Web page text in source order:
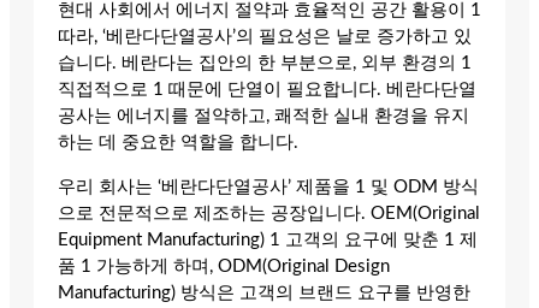
현대 사회에서 에너지 절약과 효율적인 공간 활용이 1
따라, ‘베란다단열공사’의 필요성은 날로 증가하고 있
습니다. 베란다는 집안의 한 부분으로, 외부 환경의 1
직접적으로 1 때문에 단열이 필요합니다. 베란다단열
공사는 에너지를 절약하고, 쾌적한 실내 환경을 유지
하는 데 중요한 역할을 합니다.
우리 회사는 ‘베란다단열공사’ 제품을 1 및 ODM 방식
으로 전문적으로 제조하는 공장입니다. OEM(Original
Equipment Manufacturing) 1 고객의 요구에 맞춘 1 제
품 1 가능하게 하며, ODM(Original Design
Manufacturing) 방식은 고객의 브랜드 요구를 반영한